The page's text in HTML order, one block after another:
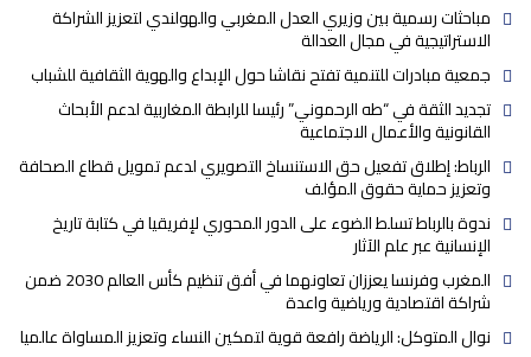
مباحثات رسمية بين وزيري العدل المغربي والهولندي لتعزيز الشراكة
الاستراتيجية في مجال العدالة
جمعية مبادرات للتنمية تفتح نقاشا حول الإبداع والهوية الثقافية للشباب
تجديد الثقة في “طه الرحموني” رئيسا للرابطة المغاربية لدعم الأبحاث
القانونية والأعمال الاجتماعية
الرباط: إطلاق تفعيل حق الاستنساخ التصويري لدعم تمويل قطاع الصحافة
وتعزيز حماية حقوق المؤلف
ندوة بالرباط تسلط الضوء على الدور المحوري لإفريقيا في كتابة تاريخ
الإنسانية عبر علم الآثار
المغرب وفرنسا يعززان تعاونهما في أفق تنظيم كأس العالم 2030 ضمن
شراكة اقتصادية ورياضية واعدة
نوال المتوكل: الرياضة رافعة قوية لتمكين النساء وتعزيز المساواة عالميا